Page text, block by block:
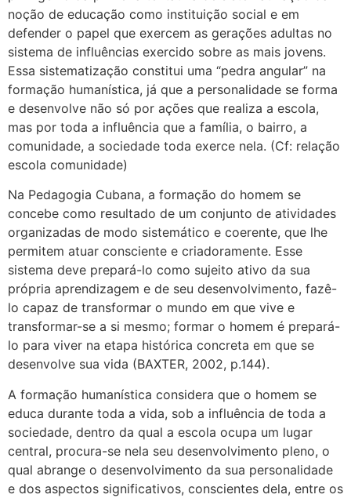
noção de educação como instituição social e em
defender o papel que exercem as gerações adultas no
sistema de influências exercido sobre as mais jovens.
Essa sistematização constitui uma “pedra angular” na
formação humanística, já que a personalidade se forma
e desenvolve não só por ações que realiza a escola,
mas por toda a influência que a família, o bairro, a
comunidade, a sociedade toda exerce nela. (Cf: relação
escola comunidade)
Na Pedagogia Cubana, a formação do homem se
concebe como resultado de um conjunto de atividades
organizadas de modo sistemático e coerente, que lhe
permitem atuar consciente e criadoramente. Esse
sistema deve prepará-lo como sujeito ativo da sua
própria aprendizagem e de seu desenvolvimento, fazê-
lo capaz de transformar o mundo em que vive e
transformar-se a si mesmo; formar o homem é prepará-
lo para viver na etapa histórica concreta em que se
desenvolve sua vida (BAXTER, 2002, p.144).
A formação humanística considera que o homem se
educa durante toda a vida, sob a influência de toda a
sociedade, dentro da qual a escola ocupa um lugar
central, procura-se nela seu desenvolvimento pleno, o
qual abrange o desenvolvimento da sua personalidade
e dos aspectos significativos, conscientes dela, entre os